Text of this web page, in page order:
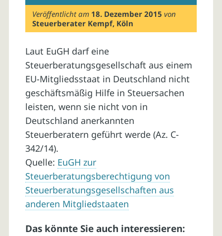
Veröffentlicht am 18. Dezember 2015 von
Steuerberater Kempf, Köln
Laut EuGH darf eine
Steuerberatungsgesellschaft aus einem
EU-Mitgliedsstaat in Deutschland nicht
geschäftsmäßig Hilfe in Steuersachen
leisten, wenn sie nicht von in
Deutschland anerkannten
Steuerberatern geführt werde (Az. C-
342/14).
Quelle: EuGH zur
Steuerberatungsberechtigung von
Steuerberatungsgesellschaften aus
anderen Mitgliedstaaten
Das könnte Sie auch interessieren: